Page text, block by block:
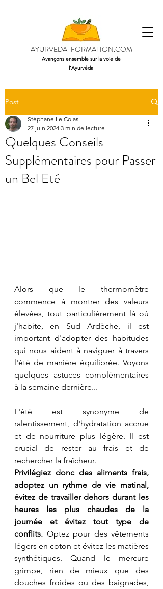
AYURVEDA-FORMATION.COM
Avançons ensemble sur la voie de
l'Ayurvéda
Post
Quelques Conseils
Supplémentaires pour Passer
un Bel Eté
Stéphane Le Colas
27 juin 2024 3 min de lecture
Alors que le thermomètre
commence à montrer des valeurs
élevées, tout particulièrement là où
j'habite, en Sud Ardèche, il est
important d'adopter des habitudes
qui nous aident à naviguer à travers
l'été de manière équilibrée. Voyons
quelques astuces complémentaires
à la semaine dernière...
L'été est synonyme de
ralentissement, d'hydratation accrue
et de nourriture plus légère. Il est
crucial de rester au frais et de
rechercher la fraîcheur.
Privilégiez donc des aliments frais,
adoptez un rythme de vie matinal,
évitez de travailler dehors durant les
heures les plus chaudes de la
journée et évitez tout type de
conflits. Optez pour des vêtements
légers en coton et évitez les matières
synthétiques. Quand le mercure
grimpe, rien de mieux que des
douches froides ou des baignades,